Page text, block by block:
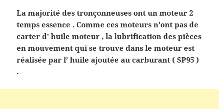
La majorité des tronçonneuses ont un moteur 2
temps essence . Comme ces moteurs n’ont pas de
carter d’ huile moteur , la lubrification des pièces
en mouvement qui se trouve dans le moteur est
réalisée par l’ huile ajoutée au carburant ( SP95 )
.